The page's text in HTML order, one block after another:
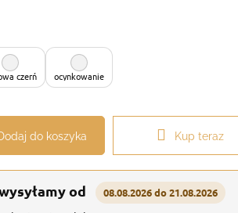
czerń ocynkowanie
do koszyka Kup teraz
od 08.08.2026 do 21.08.2026